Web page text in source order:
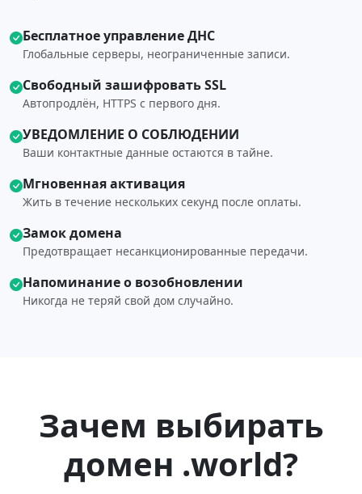
Бесплатное управление ДНС
Глобальные серверы, неограниченные записи.
Свободный зашифровать SSL
Автопродлён, HTTPS с первого дня.
УВЕДОМЛЕНИЕ О СОБЛЮДЕНИИ
Ваши контактные данные остаются в тайне.
Мгновенная активация
Жить в течение нескольких секунд после оплаты.
Замок домена
Предотвращает несанкционированные передачи.
Напоминание о возобновлении
Никогда не теряй свой дом случайно.
Зачем выбирать
домен .world?